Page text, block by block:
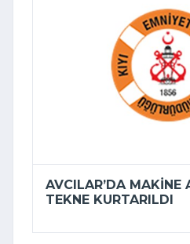
AVCILAR’DA MAKINE
TEKNE KURTARILDI